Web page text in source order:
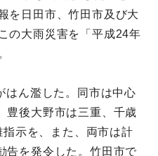
を日田市、竹田市及び大
の大雨災害を「平成24年
はん濫した。同市は中心
豊後大野市は三重、千歳
示を、また、両市は計
告を発令した。竹田市で